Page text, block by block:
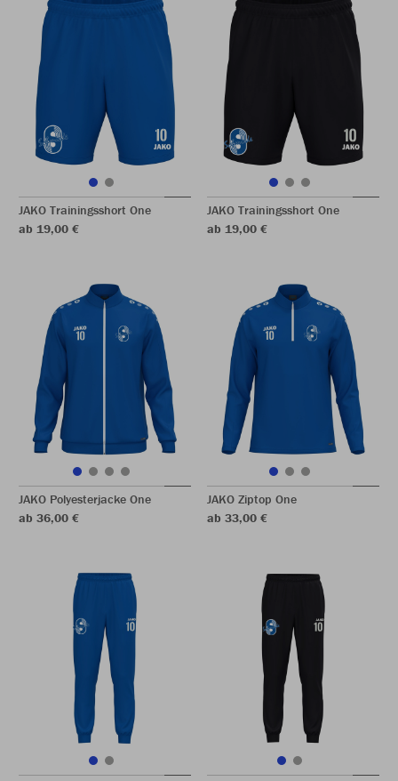
JAKO Trainingsshort One
ab 19,00 €
JAKO Trainingsshort One
ab 19,00 €
JAKO Polyesterjacke One
ab 36,00 €
JAKO Ziptop One
ab 33,00 €